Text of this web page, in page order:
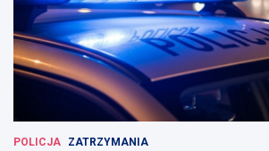
POLICJA ZATRZYMANIA